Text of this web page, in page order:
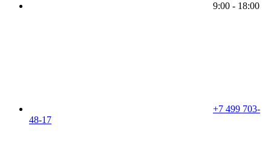
9:00 - 18:00
+7 499 703-
48-17